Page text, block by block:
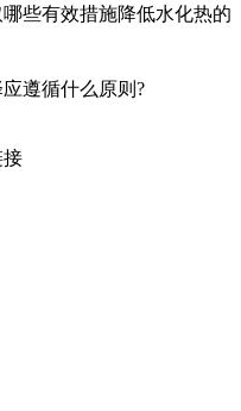
些有效措施降低水化热的
遵循什么原则?
接